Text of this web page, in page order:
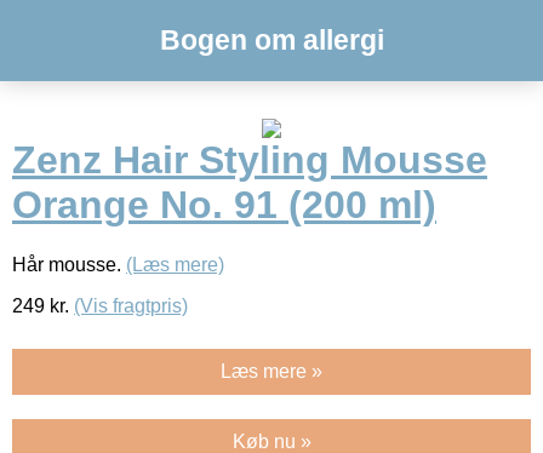
Bogen om allergi
Zenz Hair Styling Mousse
Orange No. 91 (200 ml)
Hår mousse. (Læs mere)
249 kr. (Vis fragtpris)
Læs mere »
Køb nu »